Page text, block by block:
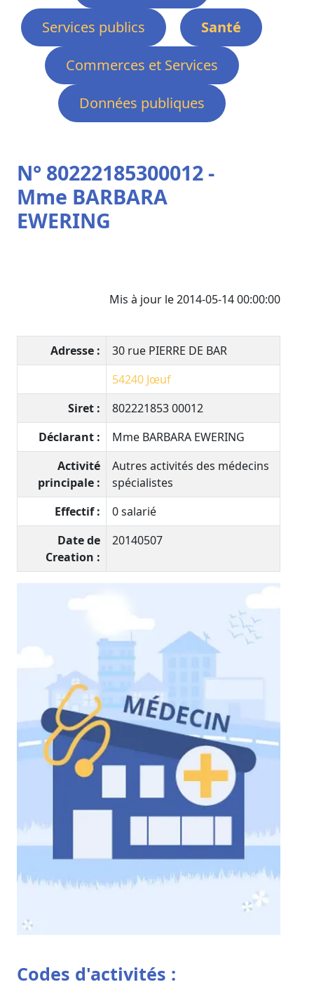
Services publics
Santé
Commerces et Services
Données publiques
N° 80222185300012 -
Mme BARBARA
EWERING
Mis à jour le 2014-05-14 00:00:00
Adresse :
30 rue PIERRE DE BAR
54240 Jœuf
Siret :
802221853 00012
Déclarant :
Mme BARBARA EWERING
Activité
principale :
Autres activités des médecins
spécialistes
Effectif :
0 salarié
Date de
Creation :
20140507
Codes d'activités :